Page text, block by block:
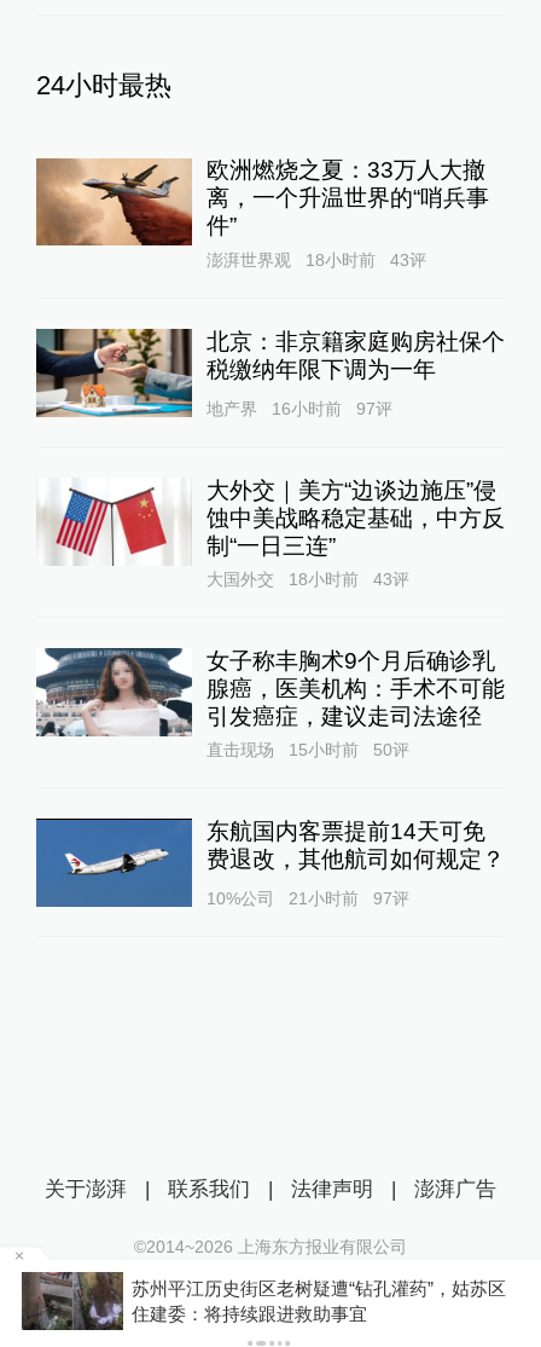
24小时最热
欧洲燃烧之夏：33万人大撤
离，一个升温世界的“哨兵事
件”
澎湃世界观 18小时前 43评
北京：非京籍家庭购房社保个
税缴纳年限下调为一年
地产界 16小时前 97评
大外交｜美方“边谈边施压”侵
蚀中美战略稳定基础，中方反
制“一日三连”
大国外交 18小时前 43评
女子称丰胸术9个月后确诊乳
腺癌，医美机构：手术不可能
引发癌症，建议走司法途径
直击现场 15小时前 50评
东航国内客票提前14天可免
费退改，其他航司如何规定？
10%公司 21小时前 97评
苏州平江历史街区老树疑遭“钻孔灌药”，姑苏区
住建委：将持续跟进救助事宜
关于澎湃 | 联系我们 | 法律声明 | 澎湃广告
©2014~2026 上海东方报业有限公司
沪ICP证：沪B2-20170116 | 沪ICP备14003370号
互联网新闻信息服务许可证：31120170006
沪公网安备 31010602000299号